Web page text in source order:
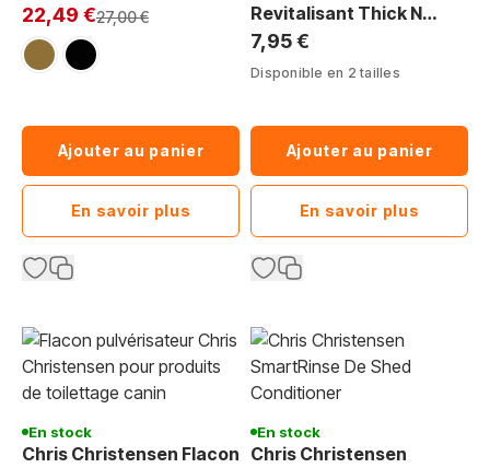
Pigmentation
Exclu Web:
22,49 €Prix normal
27,00 €
marronnoir
Ajouter au panier
En savoir plus
Revitalisant Thick N
Thicker Leave-In, sans
rinçage
7,95 €
Disponible en 2 tailles
Ajouter au panier
En savoir plus
En stock
Chris Christensen Flacon
En stock
Chris Christensen